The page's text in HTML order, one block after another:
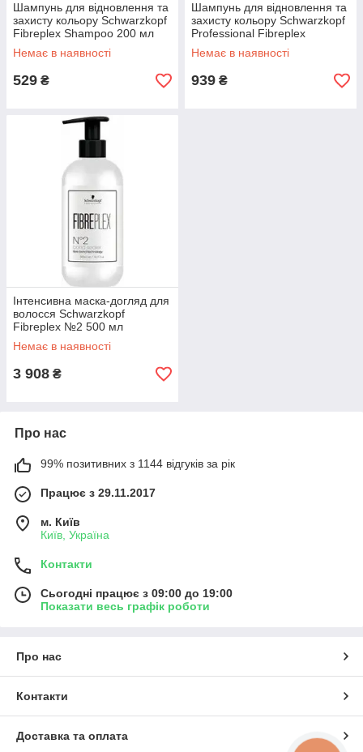
Шампунь для відновлення та
захисту кольору Schwarzkopf
Fibreplex Shampoo 200 мл
Немає в наявності
529 ₴
Шампунь для відновлення та
захисту кольору Schwarzkopf
Professional Fibreplex
Shampoo 1000 мл
Немає в наявності
939 ₴
Інтенсивна маска-догляд для
волосся Schwarzkopf
Fibreplex №2 500 мл
Немає в наявності
3 908 ₴
Про нас
99% позитивних з 1144 відгуків за рік
Працює з 29.11.2017
м. Київ
Київ, Україна
Контакти
Сьогодні працює з 09:00 до 19:00
Показати весь графік роботи
Про нас
Контакти
Доставка та оплата